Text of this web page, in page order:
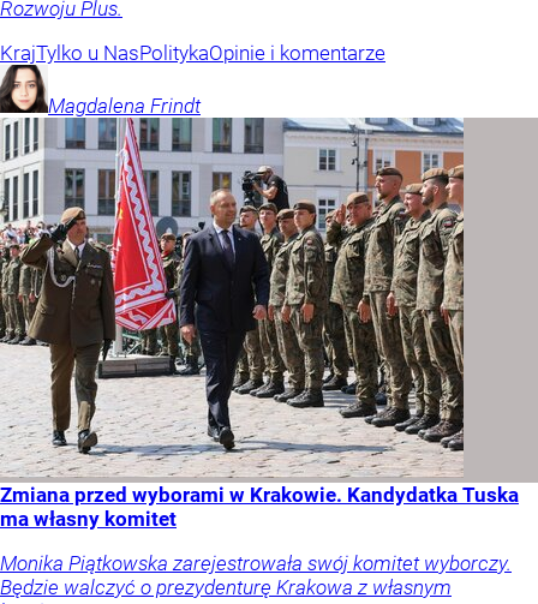
Rozwoju Plus.
KrajTylko u NasPolitykaOpinie i komentarze
Magdalena Frindt
Zmiana przed wyborami w Krakowie. Kandydatka Tuska
ma własny komitet
Monika Piątkowska zarejestrowała swój komitet wyborczy.
Będzie walczyć o prezydenturę Krakowa z własnym